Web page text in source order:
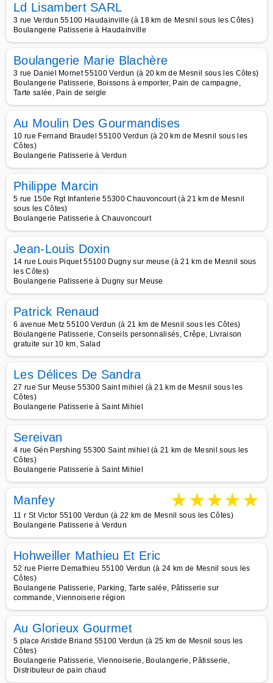
Ld Lisambert SARL
3 rue Verdun 55100 Haudainville (à 18 km de Mesnil sous les Côtes)
Boulangerie Patisserie à Haudainville
Boulangerie Marie Blachère
3 rue Daniel Mornet 55100 Verdun (à 20 km de Mesnil sous les Côtes)
Boulangerie Patisserie, Boissons à emporter, Pain de campagne,
Tarte salée, Pain de seigle
Au Moulin Des Gourmandises
10 rue Fernand Braudel 55100 Verdun (à 20 km de Mesnil sous les
Côtes)
Boulangerie Patisserie à Verdun
Philippe Marcin
5 rue 150e Rgt Infanterie 55300 Chauvoncourt (à 21 km de Mesnil
sous les Côtes)
Boulangerie Patisserie à Chauvoncourt
Jean-Louis Doxin
14 rue Louis Piquet 55100 Dugny sur meuse (à 21 km de Mesnil sous
les Côtes)
Boulangerie Patisserie à Dugny sur Meuse
Patrick Renaud
6 avenue Metz 55100 Verdun (à 21 km de Mesnil sous les Côtes)
Boulangerie Patisserie, Conseils personnalisés, Crêpe, Livraison
gratuite sur 10 km, Salad
Les Délices De Sandra
27 rue Sur Meuse 55300 Saint mihiel (à 21 km de Mesnil sous les
Côtes)
Boulangerie Patisserie à Saint Mihiel
Sereivan
4 rue Gén Pershing 55300 Saint mihiel (à 21 km de Mesnil sous les
Côtes)
Boulangerie Patisserie à Saint Mihiel
Manfey ★★★★★
11 r St Victor 55100 Verdun (à 22 km de Mesnil sous les Côtes)
Boulangerie Patisserie à Verdun
Hohweiller Mathieu Et Eric
52 rue Pierre Demathieu 55100 Verdun (à 24 km de Mesnil sous les
Côtes)
Boulangerie Patisserie, Parking, Tarte salée, Pâtisserie sur
commande, Viennoiserie région
Au Glorieux Gourmet
5 place Aristide Briand 55100 Verdun (à 25 km de Mesnil sous les
Côtes)
Boulangerie Patisserie, Viennoiserie, Boulangerie, Pâtisserie,
Distributeur de pain chaud